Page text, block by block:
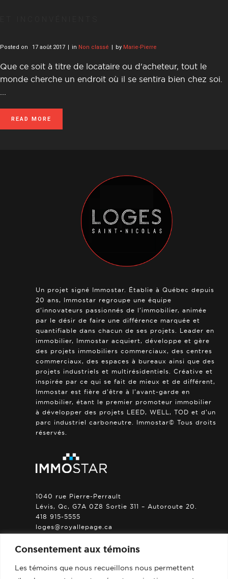
Consentement aux témoins
Les témoins que nous recueillons nous permettent
Posted on 17 août 2017 in Non classé by Marie-Pierre
Que ce soit à titre de locataire ou d'acheteur, tout le
monde cherche un endroit où il se sentira bien chez soi.
READ MORE
Un projet signé Immostar. Établie à Québec depuis
20 ans, Immostar regroupe une équipe
d’innovateurs passionnés de l’immobilier, animée
par le désir de faire une différence marquée et
quantifiable dans chacun de ses projets. Leader en
immobilier, Immostar acquiert, développe et gère
des projets immobiliers commerciaux, des centres
commerciaux, des espaces à bureaux ainsi que des
projets industriels et multirésidentiels. Créative et
inspirée par ce qui se fait de mieux et de différent,
Immostar est fière d’être à l’avant-garde en
immobilier, étant le premier promoteur immobilier
à développer des projets LEED, WELL, TOD et d’un
parc industriel carboneutre. Immostar© Tous droits
réservés.
1040 rue Pierre-Perrault
Lévis, Qc, G7A 0Z8 Sortie 311 – Autoroute 20.
418 915-5555
loges@royallepage.ca
Politique de confidentialité
personnels :confidentiel@immostar.ca